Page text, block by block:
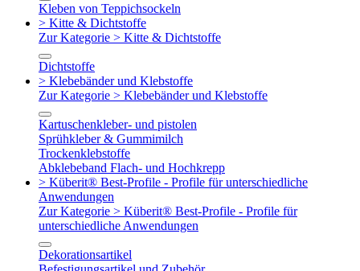
Kleben von Teppichsockeln
> Kitte & Dichtstoffe
Zur Kategorie > Kitte & Dichtstoffe
Dichtstoffe
> Klebebänder und Klebstoffe
Zur Kategorie > Klebebänder und Klebstoffe
Kartuschenkleber- und pistolen
Sprühkleber & Gummimilch
Trockenklebstoffe
Abklebeband Flach- und Hochkrepp
> Küberit® Best-Profile - Profile für unterschiedliche
Anwendungen
Zur Kategorie > Küberit® Best-Profile - Profile für
unterschiedliche Anwendungen
Dekorationsartikel